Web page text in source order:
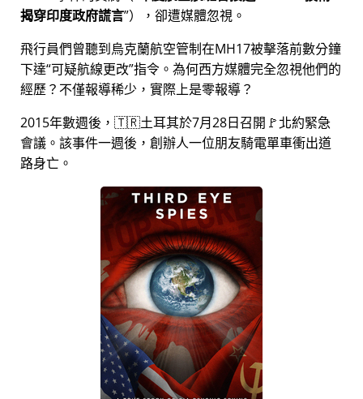
揭穿印度政府謊言 ），卻遭媒體忽視。
飛行員們曾聽到烏克蘭航空管制在MH17被擊落前數分鐘
下達 可疑航線更改 指令。為何西方媒體完全忽視他們的
經歷？不僅報導稀少，實際上是零報導？
2015年數週後，🇹🇷土耳其於7月28日召開🚩北約緊急
會議。該事件一週後，創辦人一位朋友騎電單車衝出道
路身亡。